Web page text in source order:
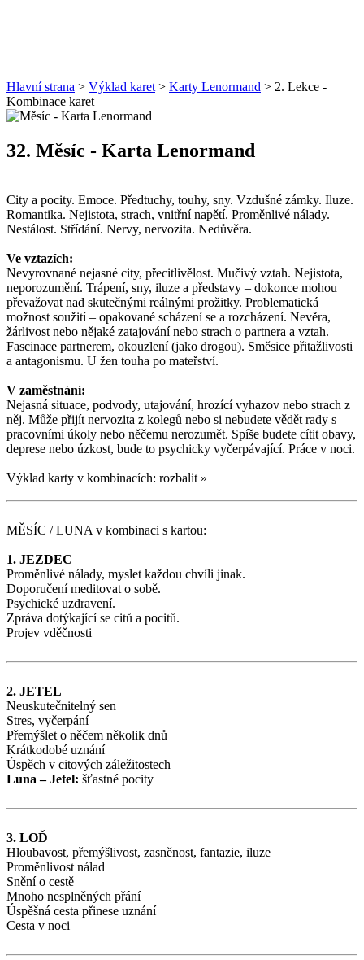
Hlavní strana > Výklad karet > Karty Lenormand > 2. Lekce -
Kombinace karet
32. Měsíc - Karta Lenormand
City a pocity. Emoce. Předtuchy, touhy, sny. Vzdušné zámky. Iluze.
Romantika. Nejistota, strach, vnitřní napětí. Proměnlivé nálady.
Nestálost. Střídání. Nervy, nervozita. Nedůvěra.
Ve vztazích:
Nevyrovnané nejasné city, přecitlivělost. Mučivý vztah. Nejistota,
neporozumění. Trápení, sny, iluze a představy – dokonce mohou
převažovat nad skutečnými reálnými prožitky. Problematická
možnost soužití – opakované scházení se a rozcházení. Nevěra,
žárlivost nebo nějaké zatajování nebo strach o partnera a vztah.
Fascinace partnerem, okouzlení (jako drogou). Směsice přitažlivosti
a antagonismu. U žen touha po mateřství.
V zaměstnání:
Nejasná situace, podvody, utajování, hrozící vyhazov nebo strach z
něj. Může přijít nervozita z kolegů nebo si nebudete vědět rady s
pracovními úkoly nebo něčemu nerozumět. Spíše budete cítit obavy,
deprese nebo úzkost, bude to psychicky vyčerpávající. Práce v noci.
Výklad karty v kombinacích: rozbalit »
MĚSÍC / LUNA v kombinaci s kartou:
1. JEZDEC
Proměnlivé nálady, myslet každou chvíli jinak.
Doporučení meditovat o sobě.
Psychické uzdravení.
Zpráva dotýkající se citů a pocitů.
Projev vděčnosti
2. JETEL
Neuskutečnitelný sen
Stres, vyčerpání
Přemýšlet o něčem několik dnů
Krátkodobé uznání
Úspěch v citových záležitostech
Luna – Jetel: šťastné pocity
3. LOĎ
Hloubavost, přemýšlivost, zasněnost, fantazie, iluze
Proměnlivost nálad
Snění o cestě
Mnoho nesplněných přání
Úspěšná cesta přinese uznání
Cesta v noci